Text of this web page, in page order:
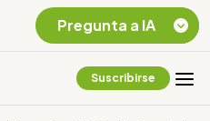
Suscribirse
Pregunta a IA